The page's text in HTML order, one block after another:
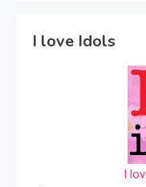
I love Idols
I